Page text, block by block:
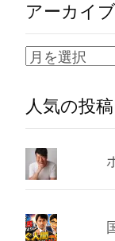
アーカイブ
ア
カ
イ
ブ
人気の投